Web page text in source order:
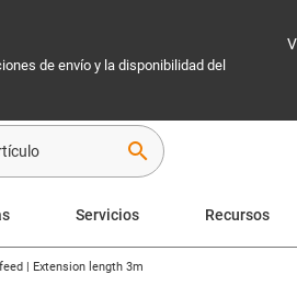
de envío y la disponibilidad del
search
Servicios Recursos
| Extension length 3m